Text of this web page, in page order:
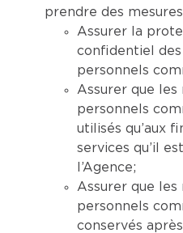
prendre des
Assurer la
confidentiel
personnels
Assurer que les
personnels
utilisés qu’aux
services qu’il
l’Agence;
Assurer que les
personnels
conservés